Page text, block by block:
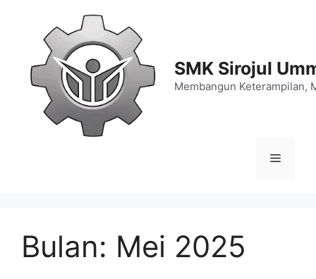
SMK Sirojul
Membangun Keterampilan,
Menu
Bulan: Mei 2025